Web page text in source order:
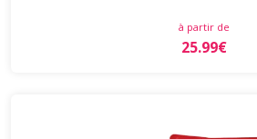
à partir de
25.99€